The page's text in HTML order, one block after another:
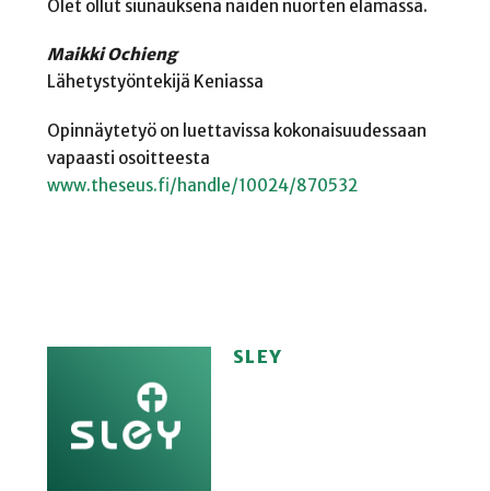
Olet ollut siunauksena näiden nuorten elämässä.
Maikki Ochieng
Lähetystyöntekijä Keniassa
Opinnäytetyö on luettavissa kokonaisuudessaan
vapaasti osoitteesta
www.theseus.fi/handle/10024/870532
SLEY